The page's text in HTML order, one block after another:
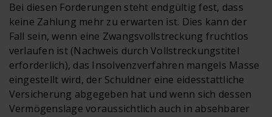
Bei diesen Forderungen steht endgültig fest, dass
keine Zahlung mehr zu erwarten ist. Dies kann der
Fall sein, wenn eine Zwangsvollstreckung fruchtlos
verlaufen ist (Nachweis durch Vollstreckungstitel
erforderlich), das Insolvenzverfahren mangels Masse
eingestellt wird, der Schuldner eine eidesstattliche
Versicherung abgegeben hat und wenn sich dessen
Vermögenslage voraussichtlich auch in absehbarer